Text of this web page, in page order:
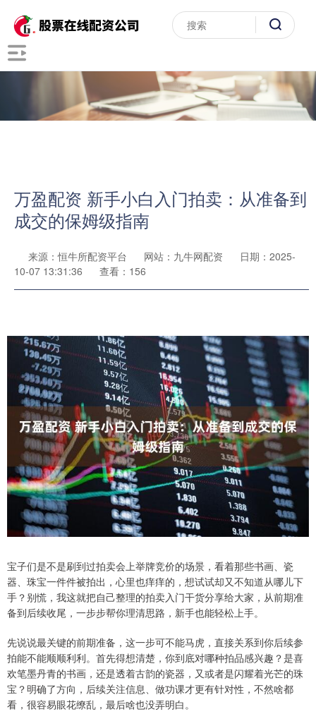
万盈配资 新手小白入门拍卖：从准备到
成交的保姆级指南
来源：恒牛所配资平台 网站：九牛网配资
日期：2025-
10-07 13:31:36
查看：156
宝子们是不是刷到过拍卖会上举牌竞价的场景，看着那些书画、瓷
器、珠宝一件件被拍出，心里也痒痒的，想试试却又不知道从哪儿下
手？别慌，我这就把自己整理的拍卖入门干货分享给大家，从前期准
备到后续收尾，一步步帮你理清思路，新手也能轻松上手。
先说说最关键的前期准备，这一步可不能马虎，直接关系到你后续参
拍能不能顺顺利利。首先得想清楚，你到底对哪种拍品感兴趣？是喜
欢笔墨丹青的书画，还是透着古韵的瓷器，又或者是闪耀着光芒的珠
宝？明确了方向，后续关注信息、做功课才更有针对性，不然啥都
看，很容易眼花缭乱，最后啥也没弄明白。